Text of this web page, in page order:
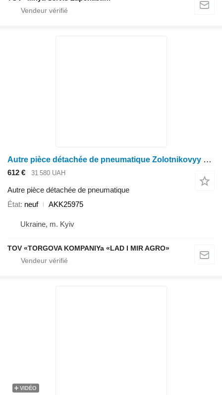
Autre pièce détachée de pneumatique Zolotnikovyy klapan AKK25975 pour tracteur à roues John Deere
612 € 31 580 UAH
Autre pièce détachée de pneumatique
État neuf AKK25975
Ukraine, m. Kyiv
TOV «TORGOVA KOMPANIYa «LAD I MIR AGRO»
VIDÉO